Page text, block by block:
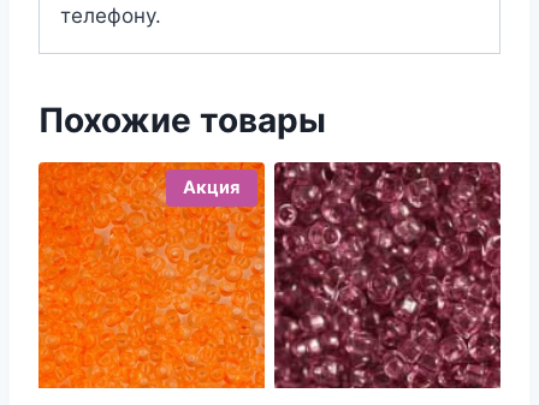
телефону.
Похожие товары
Акция